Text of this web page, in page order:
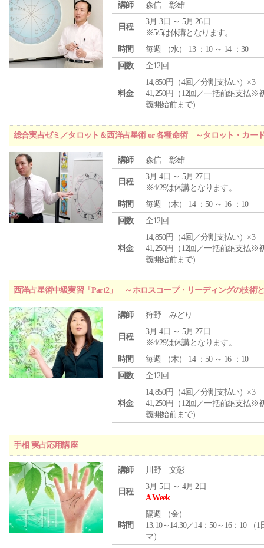
講師 森信 彰雄
日程
3月 3日 ～ 5月 26日
※5/5は休講となります。
時間
毎週 （水） 13 ：10 ～ 14 ：30
回数
全12回
料金
14,850円（4回／分割支払い）×3
41,250円（12回／一括前納支払※
義開始前まで）
総合実占ゼミ／タロット＆西洋占星術 or 各種命術 ～タロット・カー
講師 森信 彰雄
日程
3月 4日 ～ 5月 27日
※4/29は休講となります。
時間
毎週 （木） 14 ：50 ～ 16 ：10
回数
全12回
料金
14,850円（4回／分割支払い）×3
41,250円（12回／一括前納支払※
義開始前まで）
西洋占星術中級実習「Part2」 ～ホロスコープ・リーディングの技術
講師 狩野 みどり
日程
3月 4日 ～ 5月 27日
※4/29は休講となります。
時間
毎週 （木） 14 ：50 ～ 16 ：10
回数
全12回
料金
14,850円（4回／分割支払い）×3
41,250円（12回／一括前納支払※
義開始前まで）
手相 実占応用講座
講師 川野 文彰
日程
3月 5日 ～ 4月 2日
A Week
時間
隔週 （金）
13:10～14:30／14：50～16：10 （1
マ）